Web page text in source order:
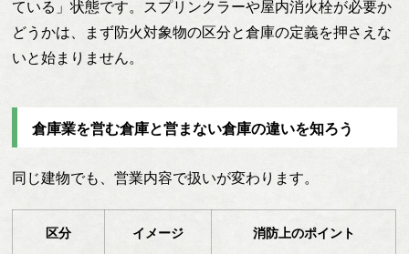
ている」状態です。スプリンクラーや屋内消火栓が必要か
どうかは、まず防火対象物の区分と倉庫の定義を押さえな
いと始まりません。
倉庫業を営む倉庫と営まない倉庫の違いを知ろう
同じ建物でも、営業内容で扱いが変わります。
区分 イメージ 消防上のポイント